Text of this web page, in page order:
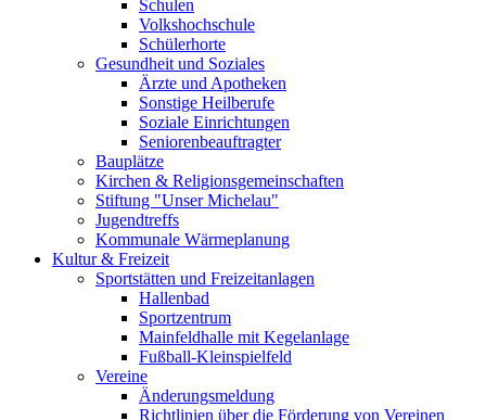
Schulen
Volkshochschule
Schülerhorte
Gesundheit und Soziales
Ärzte und Apotheken
Sonstige Heilberufe
Soziale Einrichtungen
Seniorenbeauftragter
Bauplätze
Kirchen & Religionsgemeinschaften
Stiftung "Unser Michelau"
Jugendtreffs
Kommunale Wärmeplanung
Kultur & Freizeit
Sportstätten und Freizeitanlagen
Hallenbad
Sportzentrum
Mainfeldhalle mit Kegelanlage
Fußball-Kleinspielfeld
Vereine
Änderungsmeldung
Richtlinien über die Förderung von Vereinen